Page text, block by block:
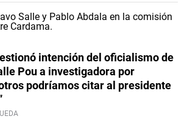
intención del oficialismo de
Pou a investigadora por
podríamos citar al presidente